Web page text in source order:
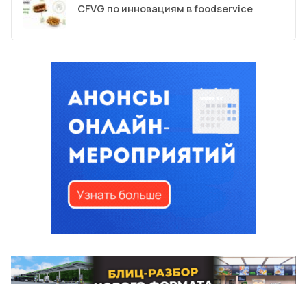
CFVG по инновациям в foodservice